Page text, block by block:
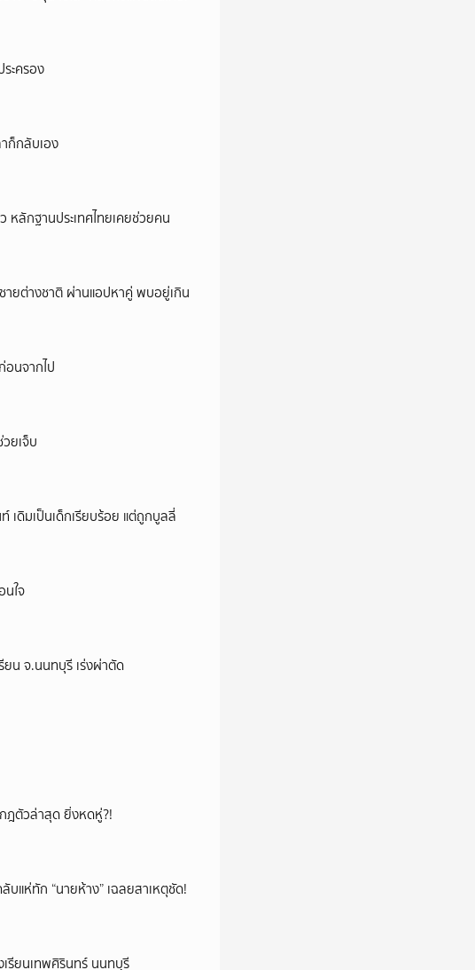
ะครอง
ก็กลับเอง
ลักฐานประเทศไทยเคยช่วยคน
ยต่างชาติ ผ่านแอปหาคู่ พบอยู่เกิน
อนจากไป
ยเจ็บ
เดิมเป็นเด็กเรียบร้อย แต่ถูกบูลลี่
ใจ
ยน จ.นนทบุรี เร่งผ่าตัด
ฎตัวล่าสุด ยิ่งหดหู่?!
บแห่ทัก “นายห้าง” เฉลยสาเหตุชัด!
รียนเทพศิรินทร์ นนทบุรี